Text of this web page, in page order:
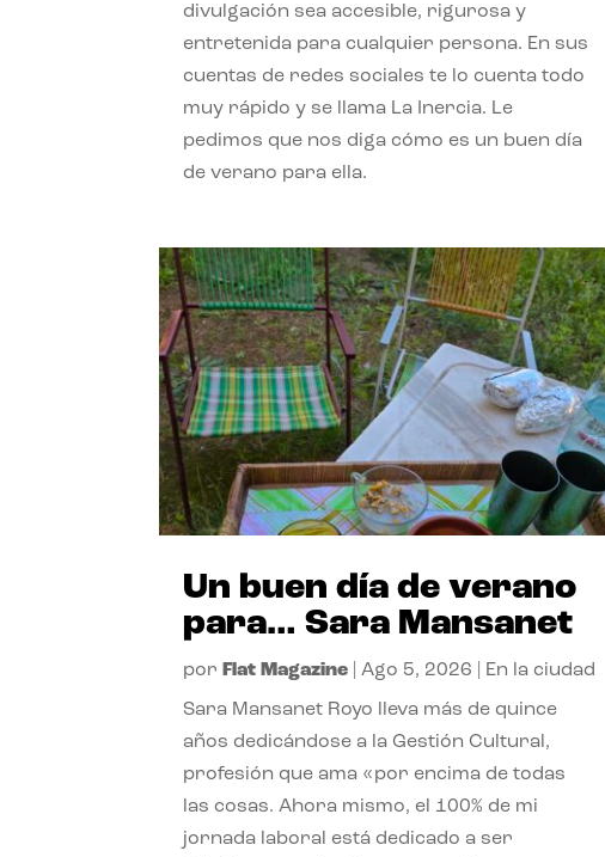
divulgación sea accesible, rigurosa y
entretenida para cualquier persona. En sus
cuentas de redes sociales te lo cuenta todo
muy rápido y se llama La Inercia. Le
pedimos que nos diga cómo es un buen día
de verano para ella.
Un buen día de verano
para… Sara Mansanet
por Flat Magazine |Ago 5, 2026 En la ciudad
Sara Mansanet Royo lleva más de quince
años dedicándose a la Gestión Cultural,
profesión que ama «por encima de todas
las cosas. Ahora mismo, el 100% de mi
jornada laboral está dedicado a ser